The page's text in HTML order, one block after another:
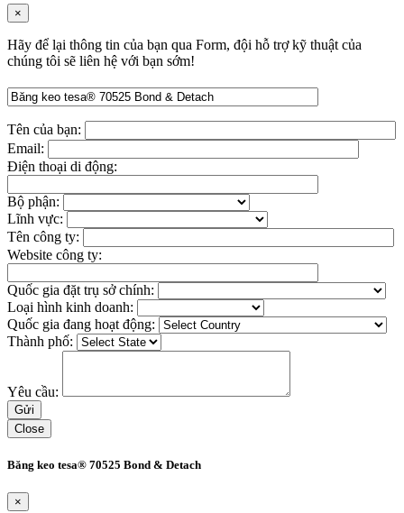
×
Hãy để lại thông tin của bạn qua Form, đội hỗ trợ kỹ thuật của
chúng tôi sẽ liên hệ với bạn sớm!
Tên của bạn:
Email:
Điện thoại di động:
Bộ phận:
Lĩnh vực:
Tên công ty:
Website công ty:
Quốc gia đặt trụ sở chính:
Loại hình kinh doanh:
Quốc gia đang hoạt động:
Thành phố:
Yêu cầu:
Close
Băng keo tesa® 70525 Bond & Detach
×